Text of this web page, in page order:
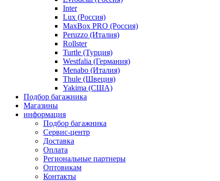
Inter
Lux (Россия)
MaxBox PRO (Россия)
Peruzzo (Италия)
Rollster
Turtle (Турция)
Westfalia (Германия)
Menabo (Италия)
Thule (Швеция)
Yakima (США)
Подбор багажника
Магазины
информация
Подбор багажника
Сервис-центр
Доставка
Оплата
Региональные партнеры
Оптовикам
Контакты